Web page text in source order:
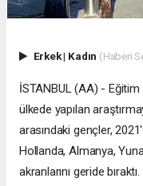
Erkek| Kadın (Haberi
İSTANBUL (AA) -
ülkede yapılan
arasındaki gençler,
Hollanda, Almanya,
akranlarını geride bıraktı.